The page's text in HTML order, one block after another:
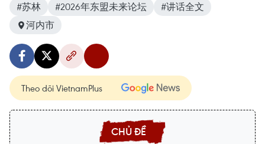
#苏林
#2026年东盟未来论坛
#讲话全文
河内市
Theo dõi VietnamPlus